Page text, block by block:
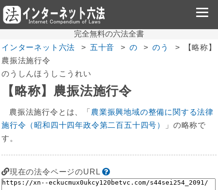
完全無料の六法全書
インターネット六法
五十音 の のう
【略称】
農振法施行令
のうしんほうしこうれい
【略称】農振法施行令
農振法施行令とは、「 農業振興地域の整備に関する法律
施行令（昭和四十四年政令第二百五十四号）
」の略称で
す。
現在の法令ページのURL